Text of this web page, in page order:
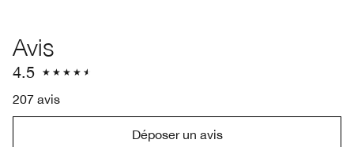
Avis
4.5
207 avis
Déposer un avis